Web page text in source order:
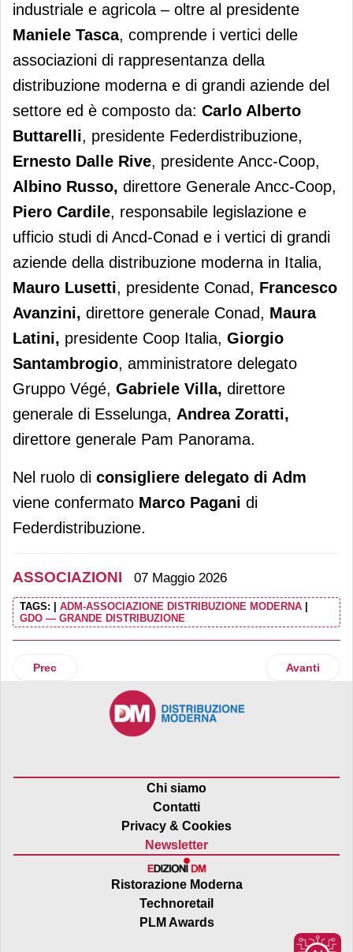
industriale e agricola – oltre al presidente
Maniele Tasca, comprende i vertici delle
associazioni di rappresentanza della
distribuzione moderna e di grandi aziende del
settore ed è composto da: Carlo Alberto
Buttarelli, presidente Federdistribuzione,
Ernesto Dalle Rive, presidente Ancc-Coop,
Albino Russo, direttore Generale Ancc-Coop,
Piero Cardile, responsabile legislazione e
ufficio studi di Ancd-Conad e i vertici di grandi
aziende della distribuzione moderna in Italia,
Mauro Lusetti, presidente Conad, Francesco
Avanzini, direttore generale Conad, Maura
Latini, presidente Coop Italia, Giorgio
Santambrogio, amministratore delegato
Gruppo Végé, Gabriele Villa, direttore
generale di Esselunga, Andrea Zoratti,
direttore generale Pam Panorama.
Nel ruolo di consigliere delegato di Adm
viene confermato Marco Pagani di
Federdistribuzione.
ASSOCIAZIONI 07 Maggio 2026
TAGS: ADM-ASSOCIAZIONE DISTRIBUZIONE MODERNA
GDO — GRANDE DISTRIBUZIONE
Articolo precedente: Consorzio Cacciatore Italiano torna
Prec Articolo
Avanti
Chi siamo
Contatti
Privacy & Cookies
Newsletter
Ristorazione Moderna
Technoretail
PLM Awards